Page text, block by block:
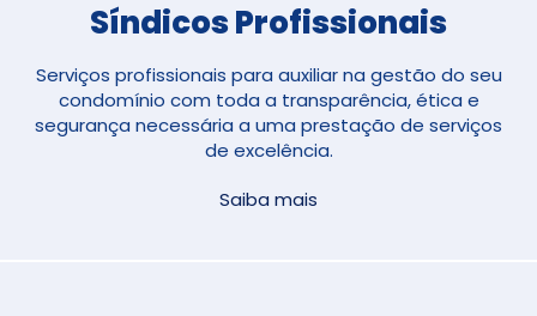
Síndicos Profissionais
Serviços profissionais para auxiliar na gestão do seu
condomínio com toda a transparência, ética e
segurança necessária a uma prestação de serviços
de excelência.
Saiba mais